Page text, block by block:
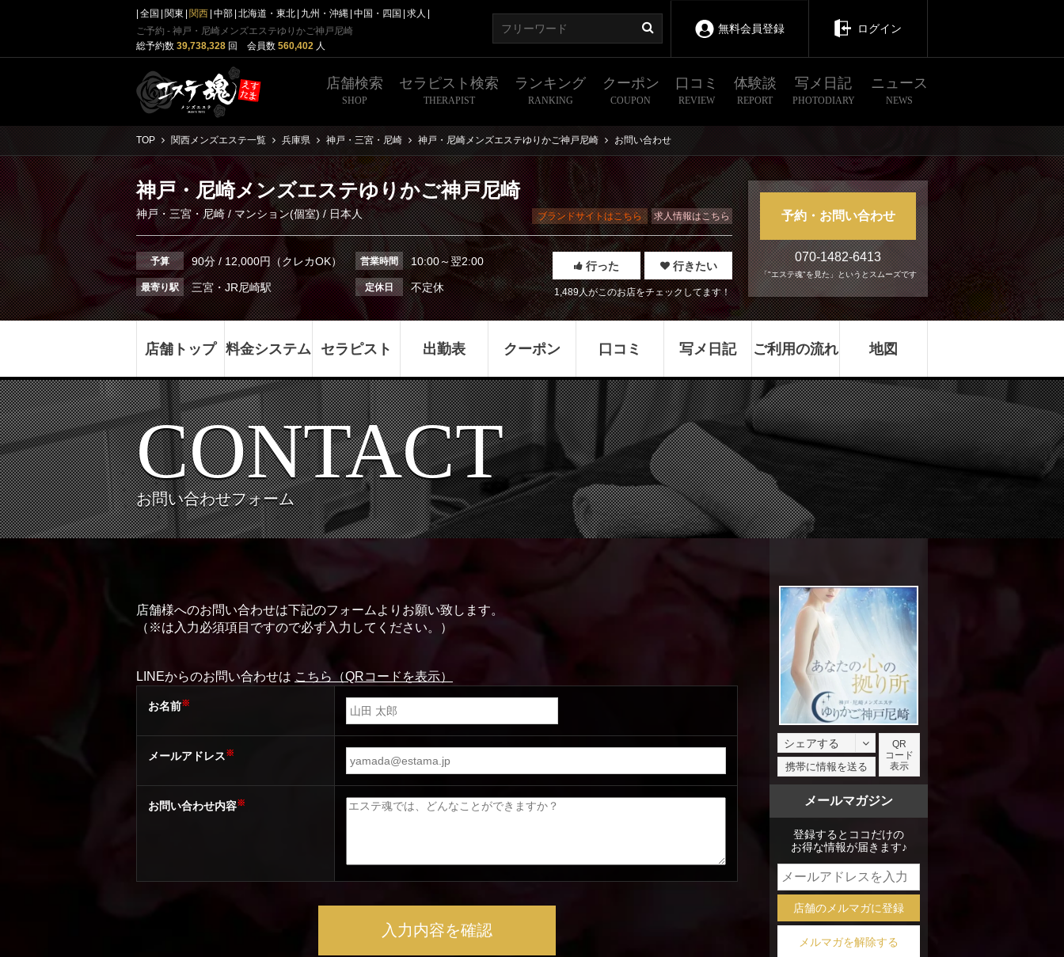
全国 関東 関西 中部 北海道・東北 九州・沖縄 中国・四国
求人
ご予約 - 神戸・尼崎メンズエステゆりかご神戸尼崎
総予約数 39,738,328 回 会員数 560,402 人
無料会員登録 ログイン
店舗検索
SHOP
セラピスト検索
THERAPIST
ランキング
RANKING
クーポン
COUPON
口コミ
REVIEW
体験談
REPORT
写メ日記
PHOTODIARY
ニュース
NEWS
TOP 関西メンズエステ一覧 兵庫県 神戸・三宮・尼崎 神戸・尼崎メンズエステゆりかご神戸尼崎 お問い合わせ
神戸・尼崎メンズエステゆりかご神戸尼崎
神戸・三宮・尼崎/マンション(個室)/ 日本人
予算 90分 / 12,000円（クレカOK） 営業時間 10:00～翌2:00
最寄り駅 三宮・JR尼崎駅 定休日 不定休
行った 行きたい
1,489人がこのお店をチェックしてます！
ブランドサイトはこちら 求人情報はこちら 予約・お問い合わせ
070-1482-6413
「"エステ魂"を見た」というとスムーズです
店舗トップ 料金システム セラピスト 出勤表 クーポン 口コミ 写メ日記 ご利用の流れ 地図
CONTACT
お問い合わせフォーム
店舗様へのお問い合わせは下記のフォームよりお願い致します。
（※は入力必須項目ですので必ず入力してください。）
LINEからのお問い合わせは こちら（QRコードを表示）
お名前※
メールアドレス※
お問い合わせ内容※
入力内容を確認
シェアする
facebook
携帯に情報を送る
QR
コード
表示
メールマガジン
登録するとココだけの
お得な情報が届きます♪
店舗のメルマガに登録
メルマガを解除する